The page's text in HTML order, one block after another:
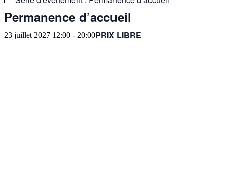
Permanence d’accueil
23 juillet 2027 12:00 - 20:00PRIX LIBRE